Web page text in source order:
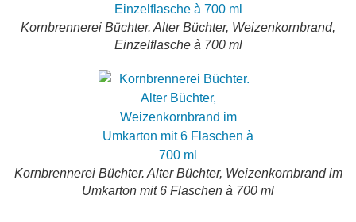
Kornbrennerei Büchter. Alter Büchter, Weizenkornbrand,
Einzelflasche à 700 ml
Kornbrennerei Büchter. Alter Büchter, Weizenkornbrand im
Umkarton mit 6 Flaschen à 700 ml